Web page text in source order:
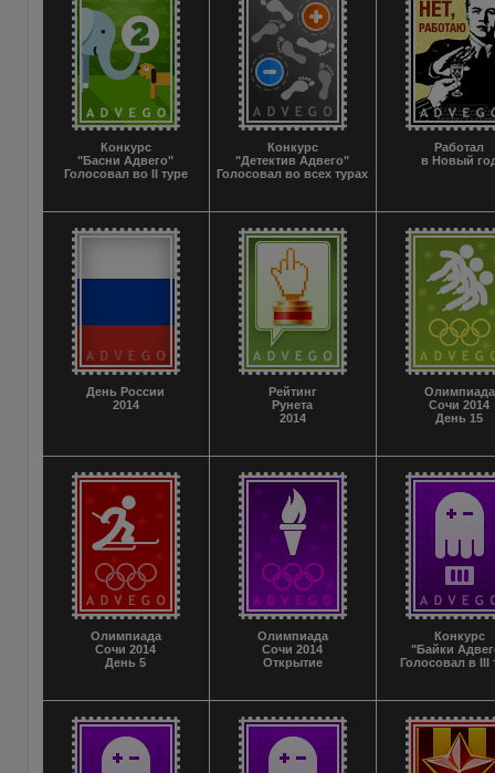
Конкурс
"Басни Адвего"
Голосовал во II туре
Конкурс
"Детектив Адвего"
Голосовал во всех турах
Работал
в Новый
День России
2014
Рейтинг
Рунета
2014
Олимпиада
Сочи 2014
День 15
Олимпиада
Сочи 2014
День 5
Олимпиада
Сочи 2014
Открытие
Конкурс
"Байки
Голосовал в III